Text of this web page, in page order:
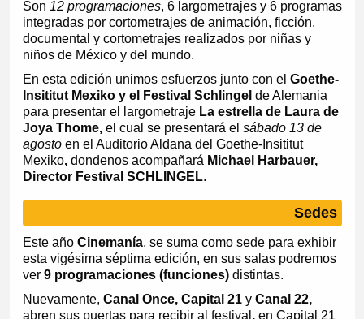
Son 12 programaciones, 6 largometrajes y 6 programas
integradas por cortometrajes de animación, ficción,
documental y cortometrajes realizados por niñas y
niños de México y del mundo.
En esta edición unimos esfuerzos junto con el Goethe-
Insititut Mexiko y el Festival Schlingel de Alemania
para presentar el largometraje La estrella de Laura de
Joya Thome,el cual se presentará el sábado 13 de
agostoen el Auditorio Aldana del Goethe-Insititut
Mexiko, dondenos acompañará Michael Harbauer,
Director Festival SCHLINGEL.
Sedes
Este año Cinemanía, se suma como sede para exhibir
esta vigésima séptima edición, en sus salas podremos
ver 9 programaciones (funciones)distintas.
Nuevamente, Canal Once, Capital 21 yCanal 22,
abren sus puertas para recibir al festival , en Capital 21